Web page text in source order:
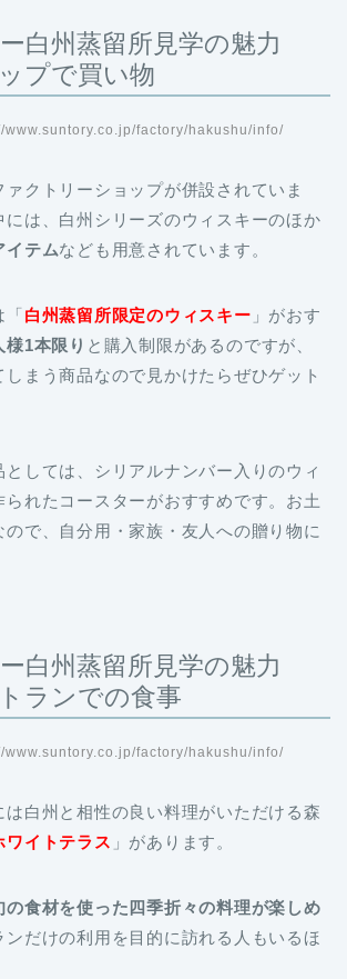
白州蒸留所見学の魅力
プで買い物
www.suntory.co.jp/factory/hakushu/info/
クトリーショップが併設されていま
には、白州シリーズのウィスキーのほか
イテムなども用意されています。
「白州蒸留所限定のウィスキー 」がおす
様1本限り と購入制限があるのですが、
まう商品なので見かけたらぜひゲット
としては、シリアルナンバー入りのウィ
られたコースターがおすすめです。お土
ので、自分用・家族・友人への贈り物に
白州蒸留所見学の魅力
ランでの食事
www.suntory.co.jp/factory/hakushu/info/
は白州と相性の良い料理がいただける森
ワイトテラス 」があります。
の食材を使った四季折々の料理が楽しめ
ンだけの利用を目的に訪れる人もいるほ